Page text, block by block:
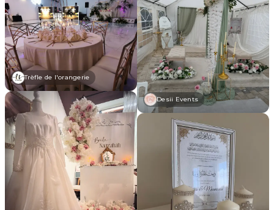
Trèfle de l'orangerie
Desii Events